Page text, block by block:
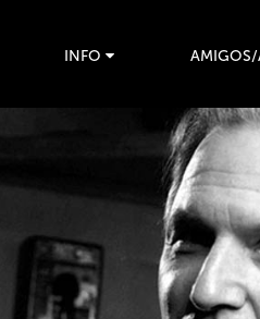
INFO AMIGOS/